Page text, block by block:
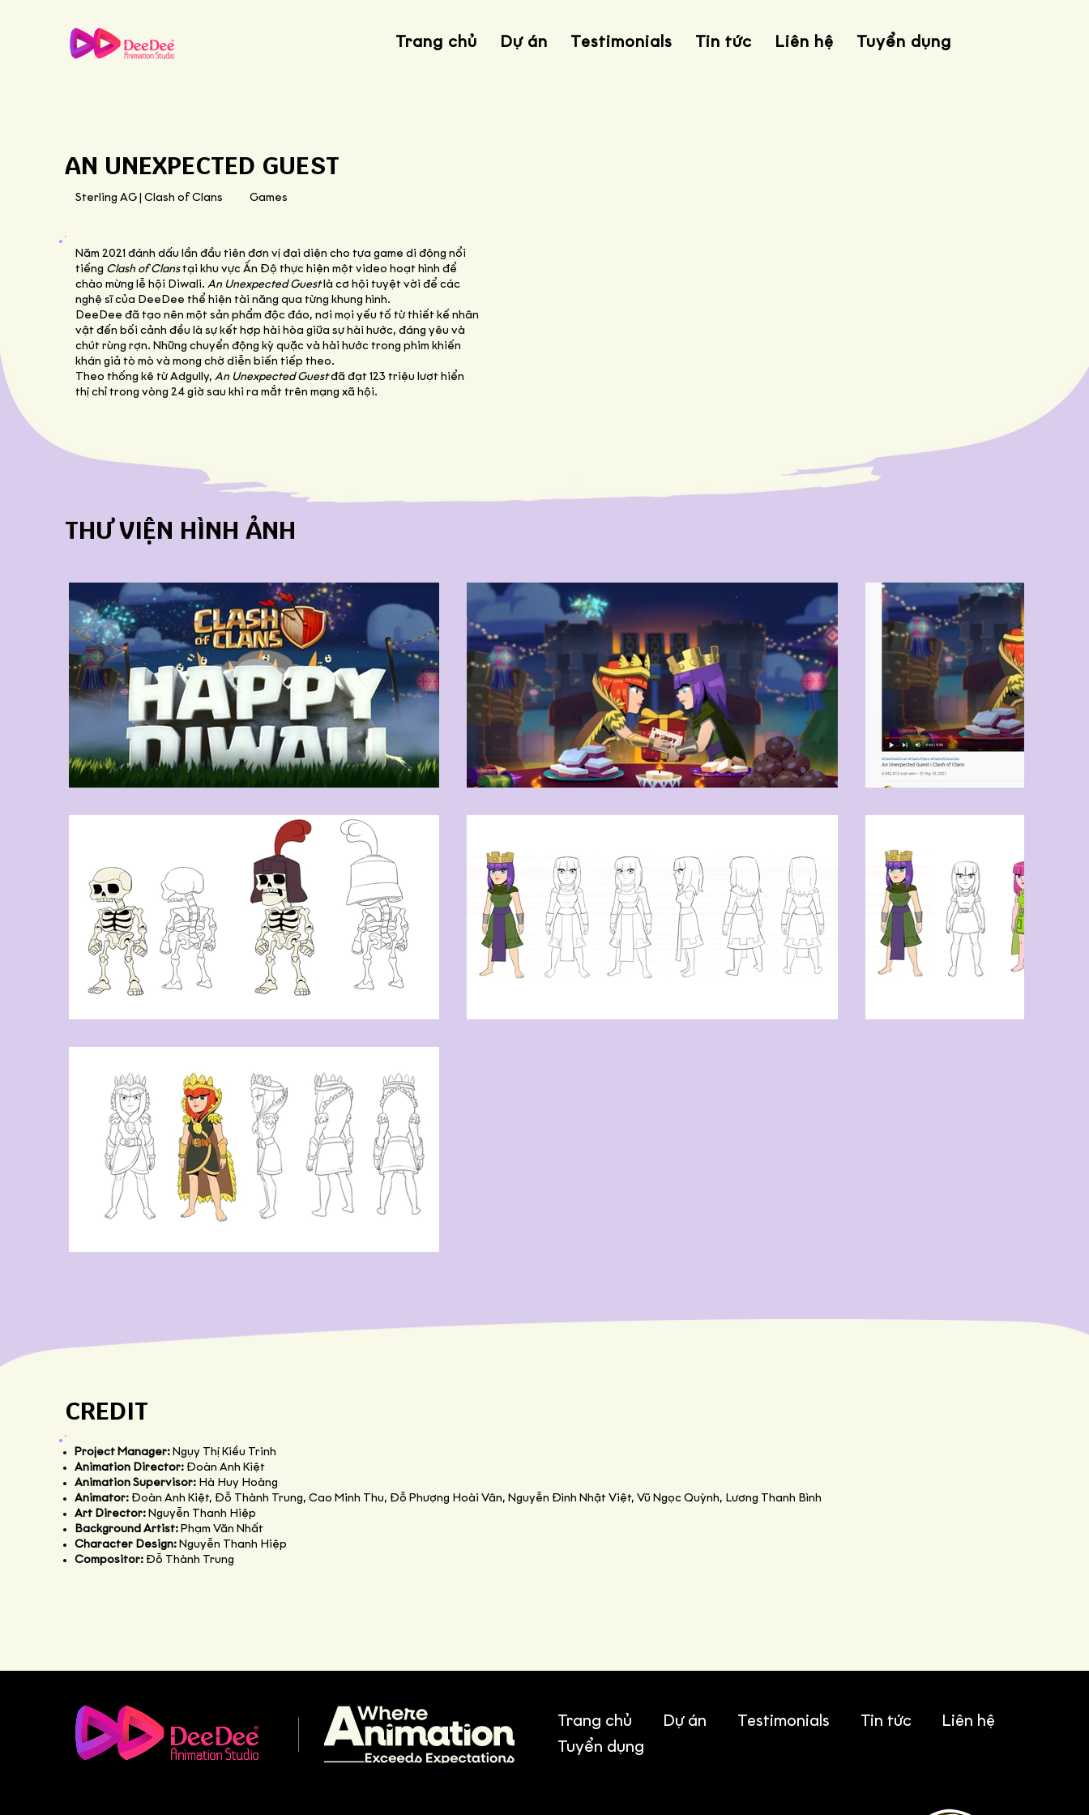
Trang chủ Dự án Testimonials Tin tức Liên hệ Tuyển dụng
AN UNEXPECTED GUEST
Sterling AG | Clash of Clans Games
Năm 2021 đánh dấu lần đầu tiên đơn vị đại diện cho tựa game di động nổi
tiếng Clash of Clanstại khu vực Ấn Độ thực hiện một video hoạt hình để
chào mừng lễ hội Diwali. An Unexpected Guestlà cơ hội tuyệt vời để các
nghệ sĩ của DeeDee thể hiện tài năng qua từng khung hình.
DeeDee đã tạo nên một sản phẩm độc đáo, nơi mọi yếu tố từ thiết kế nhân
vật đến bối cảnh đều là sự kết hợp hài hòa giữa sự hài hước, đáng yêu và
chút rùng rợn. Những chuyển động kỳ quặc và hài hước trong phim khiến
khán giả tò mò và mong chờ diễn biến tiếp theo.
Theo thống kê từ Adgully, An Unexpected Guestđã đạt 123 triệu lượt hiển
thị chỉ trong vòng 24 giờ sau khi ra mắt trên mạng xã hội.
THƯ VIỆN HÌNH ẢNH
CREDIT
Project Manager: Ngụy Thị Kiều Trinh
Animation Director: Đoàn Anh Kiệt
Animation Supervisor: Hà Huy Hoàng
Animator: Đoàn Anh Kiệt, Đỗ Thành Trung, Cao Minh Thu, Đỗ Phượng Hoài Vân, Nguyễn Đình Nhật Việt, Vũ Ngọc Quỳnh, Lương Thanh Bình
Art Director: Nguyễn Thanh Hiệp
Background Artist: Phạm Văn Nhất
Character Design: Nguyễn Thanh Hiệp
Compositor: Đỗ Thành Trung
Trang chủ Dự án Testimonials Tin tức
Liên hệ
Tuyển dụng